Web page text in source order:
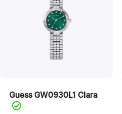
Guess GW0930L1 Clara